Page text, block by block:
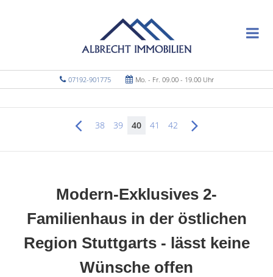
07192-901775 Mo. - Fr. 09.00 - 19.00 Uhr
38 39 40 41 42
Modern-Exklusives 2-
Familienhaus in der östlichen
Region Stuttgarts - lässt keine
Wünsche offen